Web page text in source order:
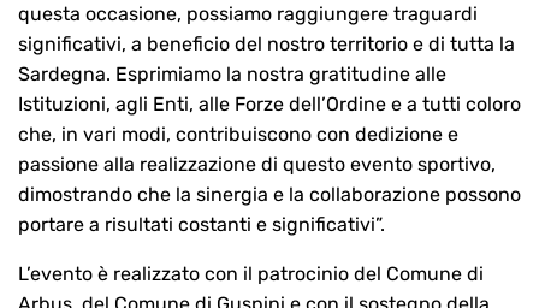
questa occasione, possiamo raggiungere traguardi
significativi, a beneficio del nostro territorio e di tutta la
Sardegna. Esprimiamo la nostra gratitudine alle
Istituzioni, agli Enti, alle Forze dell’Ordine e a tutti coloro
che, in vari modi, contribuiscono con dedizione e
passione alla realizzazione di questo evento sportivo,
dimostrando che la sinergia e la collaborazione possono
portare a risultati costanti e significativi”.
L’evento è realizzato con il patrocinio del Comune di